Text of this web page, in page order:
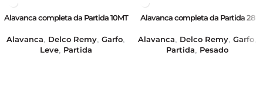
Alavanca completa da Partida 10MT
Alavanca, Delco Remy, Garfo,
Leve, Partida
Alavanca completa da Partida 28
Alavanca, Delco Remy, Garfo,
Partida, Pesado